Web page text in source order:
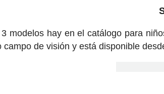
modelos hay en el catálogo para
campo de visión y está disponible